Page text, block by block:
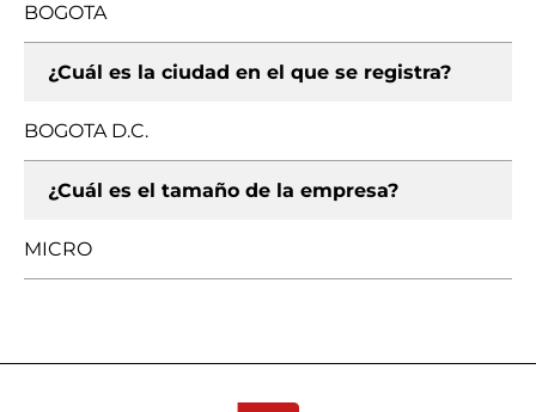
BOGOTA
¿Cuál es la ciudad en el que se registra?
BOGOTA D.C.
¿Cuál es el tamaño de la empresa?
MICRO